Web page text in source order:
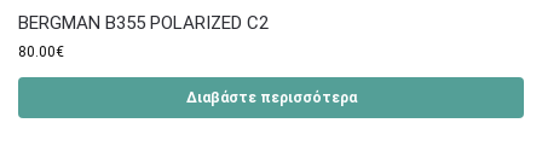
BERGMAN B355 POLARIZED C2
80.00€
Διαβάστε περισσότερα